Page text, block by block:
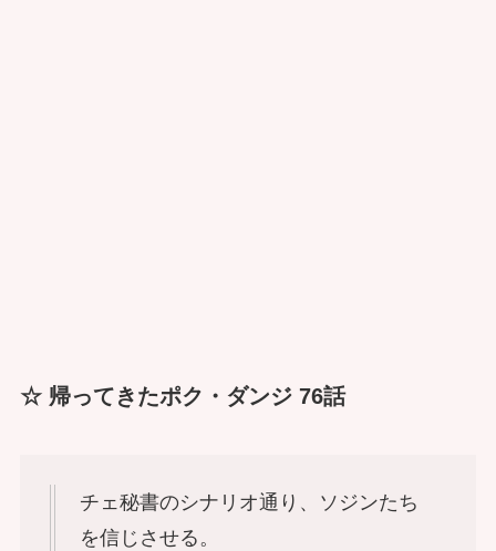
☆ 帰ってきたポク・ダンジ 76話
チェ秘書のシナリオ通り、ソジンたち
を信じさせる。